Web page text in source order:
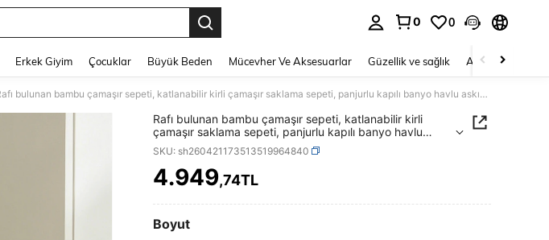
0 0
Erkek Giyim Çocuklar Büyük Beden Mücevher Ve Aksesuarlar Güzellik ve sağlık Ayakkabı
Rafı bulunan bambu çamaşır sepeti, katlanabilir kirli çamaşır saklama sepeti, panjurlu kapılı banyo havlu askısı saklama dolabı.
Rafı bulunan bambu çamaşır sepeti, katlanabilir kirli
çamaşır saklama sepeti, panjurlu kapılı banyo havlu
askısı saklama dolabı.
SKU: sh260421173513519964840
PRICE AND AVAILABILITY
4.949,74TL
Boyut